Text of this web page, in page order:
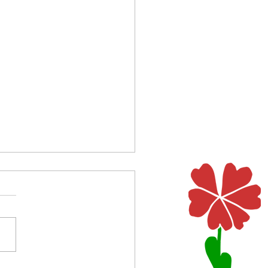
das für eine Nacht?
Lagerlöf erzählt in einer